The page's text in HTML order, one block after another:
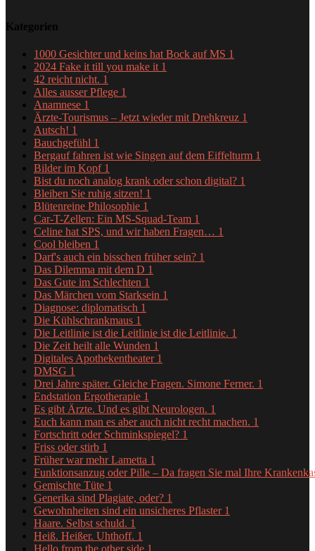
Kategorien
1000 Gesichter und keins hat Bock auf MS 1
2024 Fake it till you make it 1
42 reicht nicht. 1
Alles ausser Pflege 1
Anamnese 1
Ärzte-Tourismus – Jetzt wieder mit Drehkreuz 1
Autsch! 1
Bauchgefühl 1
Bergauf fahren ist wie Singen auf dem Eiffelturm 1
Bilder im Kopf 1
Bist du noch analog krank oder schon digital? 1
Bleiben Sie ruhig sitzen! 1
Blütenreine Philosophie 1
Car-T-Zellen: Ein MS-Squad-Team 1
Celine hat SPS, und wir haben Fragen… 1
Cool bleiben 1
Darf's auch ein bisschen früher sein? 1
Das Dilemma mit dem D 1
Das Gute im Schlechten 1
Das Märchen vom Starksein 1
Diagnose: diplomatisch 1
Die Kühlschrankmaus 1
Die Leitlinie ist die Leitlinie ist die Leitlinie. 1
Die Zeit heilt alle Wunden 1
Digitales Apothekentheater 1
DMSG 1
Drei Jahre später. Gleiche Fragen. Simone Ferner. 1
Endstation Ergotherapie 1
Es gibt Ärzte. Und es gibt Neurologen. 1
Euch kann man es aber auch nicht recht machen. 1
Fortschritt oder Schminkspiegel? 1
Friss oder stirb 1
Früher war mehr Lametta 1
Funktionsanzug oder Pille – Da fragen Sie mal Ihre
Gemischte Tüte 1
Generika sind Plagiate, oder? 1
Gewohnheiten sind ein unsicheres Pflaster 1
Haare. Selbst schuld. 1
Heiß. Heißer. Uhthoff. 1